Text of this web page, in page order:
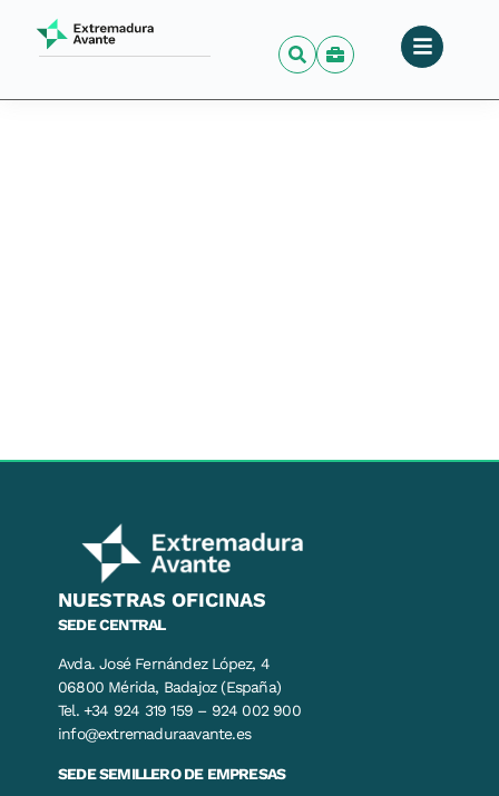
NUESTRAS OFICINAS
SEDE CENTRAL
Avda. José Fernández López, 4
06800 Mérida, Badajoz (España)
Tel. +34 924 319 159 – 924 002 900
info@extremaduraavante.es
SEDE SEMILLERO DE EMPRESAS